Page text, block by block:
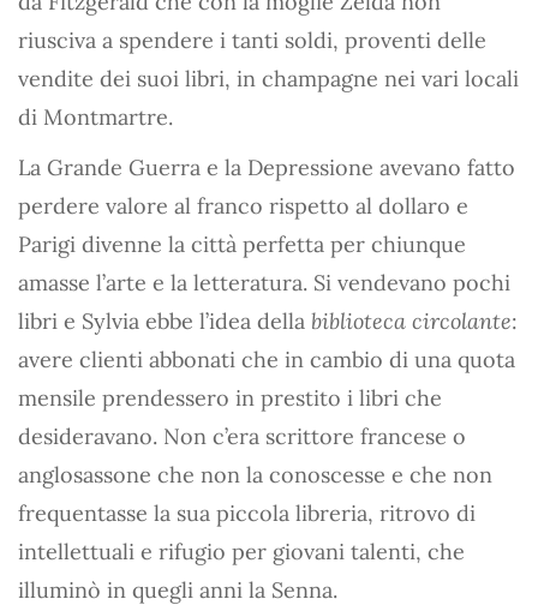
riusciva a spendere i tanti soldi, proventi delle
vendite dei suoi libri, in champagne nei vari locali
di Montmartre.
La Grande Guerra e la Depressione avevano fatto
perdere valore al franco rispetto al dollaro e
Parigi divenne la città perfetta per chiunque
amasse l’arte e la letteratura. Si vendevano pochi
libri e Sylvia ebbe l’idea della biblioteca circolante:
avere clienti abbonati che in cambio di una quota
mensile prendessero in prestito i libri che
desideravano. Non c’era scrittore francese o
anglosassone che non la conoscesse e che non
frequentasse la sua piccola libreria, ritrovo di
intellettuali e rifugio per giovani talenti, che
illuminò in quegli anni la Senna.